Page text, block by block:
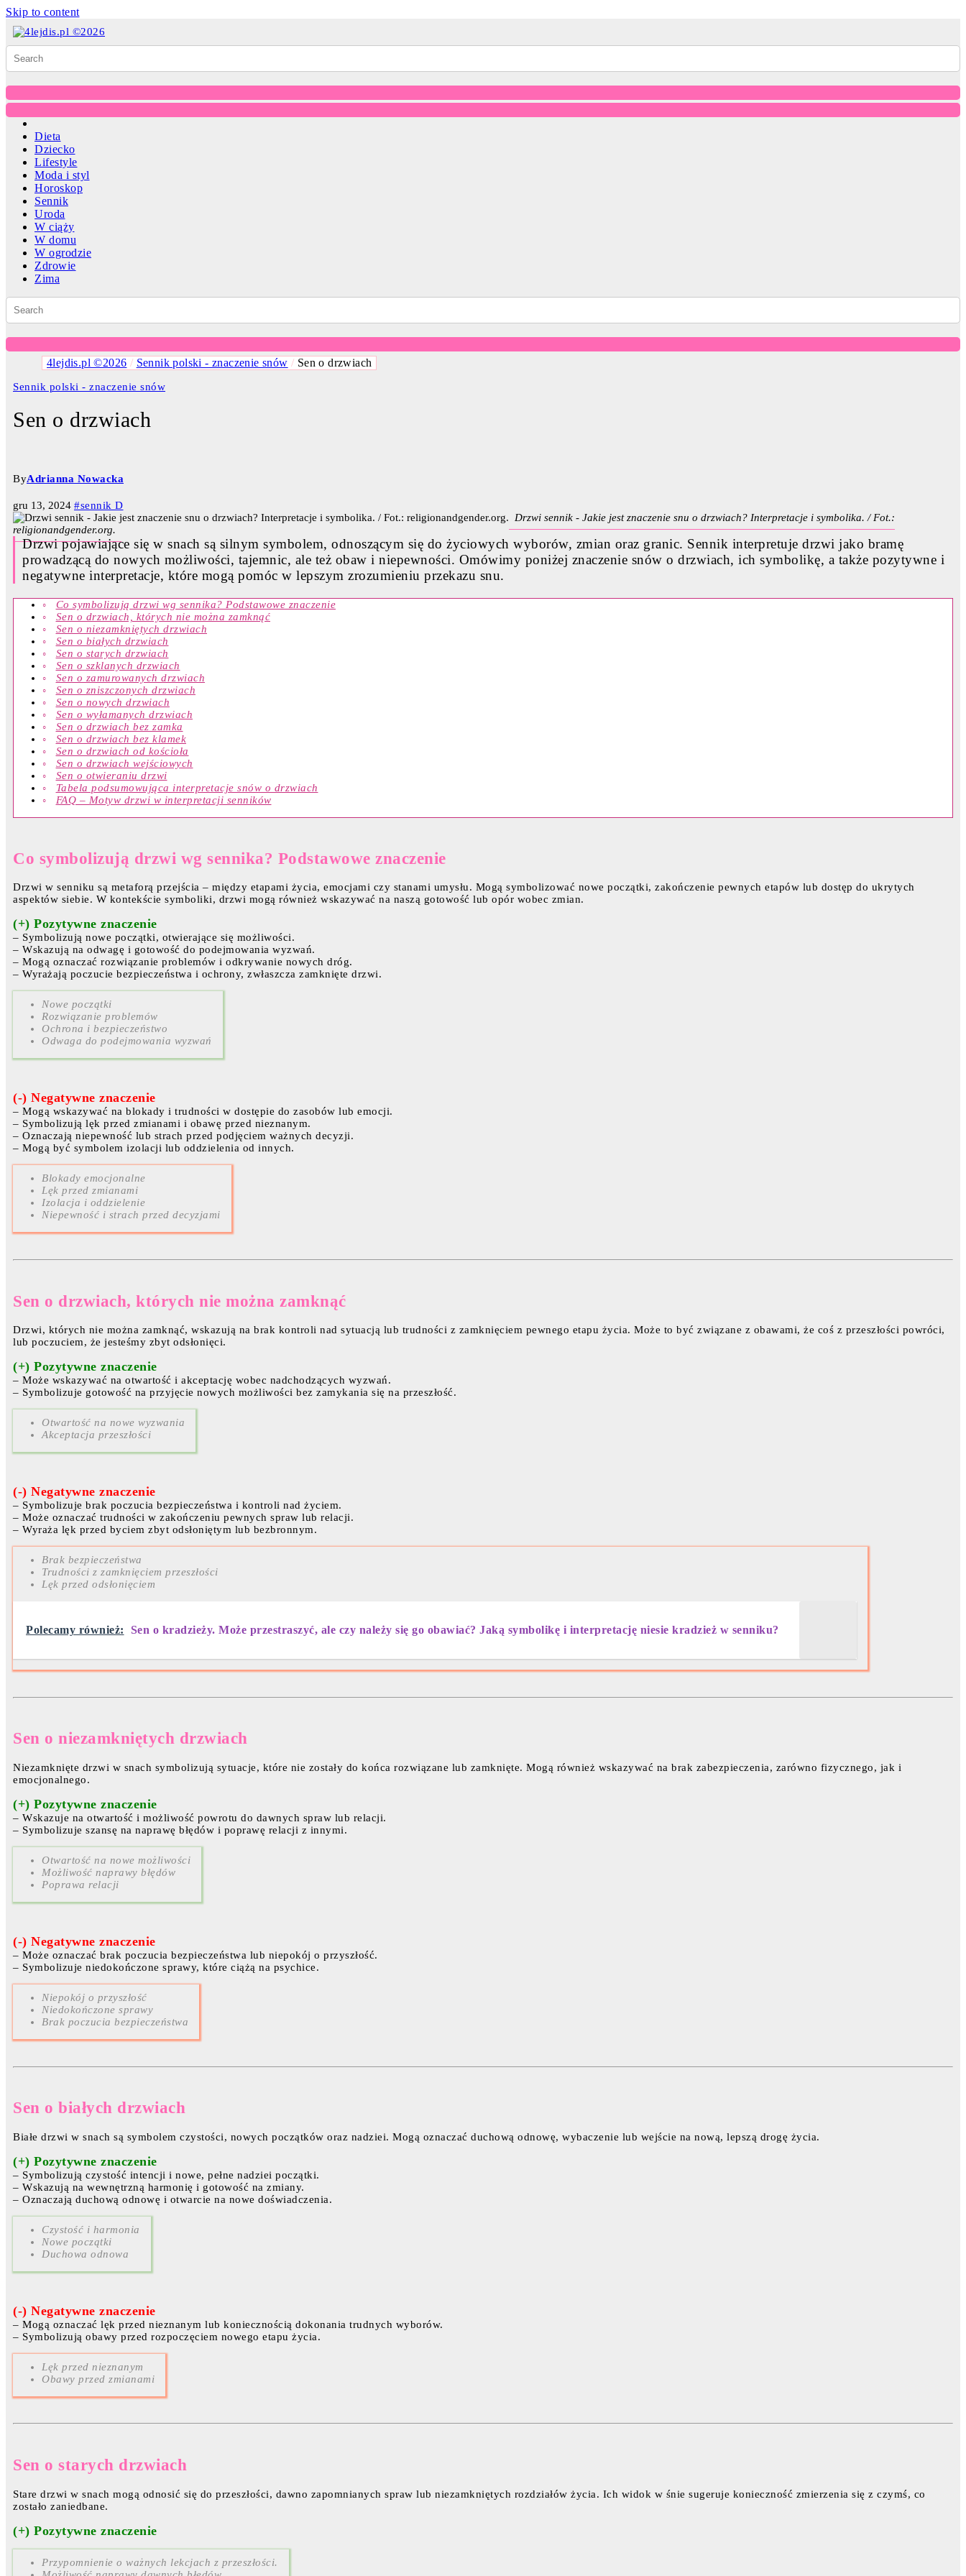
Skip to content
Dieta
Dziecko
Lifestyle
Moda i styl
Horoskop
Sennik
Uroda
W ciąży
W domu
W ogrodzie
Zdrowie
Zima
4lejdis.pl ©2026 / Sennik polski - znaczenie snów / Sen o drzwiach
Sennik polski - znaczenie snów
Sen o drzwiach
ByAdrianna Nowacka
gru 13, 2024 #sennik D
Drzwi sennik - Jakie jest znaczenie snu o drzwiach? Interpretacje i symbolika. / Fot.:
religionandgender.org.
Drzwi pojawiające się w snach są silnym symbolem, odnoszącym się do życiowych wyborów, zmian oraz granic. Sennik interpretuje drzwi jako bramę
prowadzącą do nowych możliwości, tajemnic, ale też obaw i niepewności. Omówimy poniżej znaczenie snów o drzwiach, ich symbolikę, a także pozytywne i
negatywne interpretacje, które mogą pomóc w lepszym zrozumieniu przekazu snu.
Co symbolizują drzwi wg sennika? Podstawowe znaczenie
Sen o drzwiach, których nie można zamknąć
Sen o niezamkniętych drzwiach
Sen o białych drzwiach
Sen o starych drzwiach
Sen o szklanych drzwiach
Sen o zamurowanych drzwiach
Sen o zniszczonych drzwiach
Sen o nowych drzwiach
Sen o wyłamanych drzwiach
Sen o drzwiach bez zamka
Sen o drzwiach bez klamek
Sen o drzwiach od kościoła
Sen o drzwiach wejściowych
Sen o otwieraniu drzwi
Tabela podsumowująca interpretacje snów o drzwiach
FAQ – Motyw drzwi w interpretacji senników
Co symbolizują drzwi wg sennika? Podstawowe znaczenie
Drzwi w senniku są metaforą przejścia – między etapami życia, emocjami czy stanami umysłu. Mogą symbolizować nowe początki, zakończenie pewnych etapów lub dostęp do ukrytych
aspektów siebie. W kontekście symboliki, drzwi mogą również wskazywać na naszą gotowość lub opór wobec zmian.
(+) Pozytywne znaczenie
– Symbolizują nowe początki, otwierające się możliwości.
– Wskazują na odwagę i gotowość do podejmowania wyzwań.
– Mogą oznaczać rozwiązanie problemów i odkrywanie nowych dróg.
– Wyrażają poczucie bezpieczeństwa i ochrony, zwłaszcza zamknięte drzwi.
Nowe początki
Rozwiązanie problemów
Ochrona i bezpieczeństwo
Odwaga do podejmowania wyzwań
(-) Negatywne znaczenie
– Mogą wskazywać na blokady i trudności w dostępie do zasobów lub emocji.
– Symbolizują lęk przed zmianami i obawę przed nieznanym.
– Oznaczają niepewność lub strach przed podjęciem ważnych decyzji.
– Mogą być symbolem izolacji lub oddzielenia od innych.
Blokady emocjonalne
Lęk przed zmianami
Izolacja i oddzielenie
Niepewność i strach przed decyzjami
Sen o drzwiach, których nie można zamknąć
Drzwi, których nie można zamknąć, wskazują na brak kontroli nad sytuacją lub trudności z zamknięciem pewnego etapu życia. Może to być związane z obawami, że coś z przeszłości powróci,
lub poczuciem, że jesteśmy zbyt odsłonięci.
(+) Pozytywne znaczenie
– Może wskazywać na otwartość i akceptację wobec nadchodzących wyzwań.
– Symbolizuje gotowość na przyjęcie nowych możliwości bez zamykania się na przeszłość.
Otwartość na nowe wyzwania
Akceptacja przeszłości
(-) Negatywne znaczenie
– Symbolizuje brak poczucia bezpieczeństwa i kontroli nad życiem.
– Może oznaczać trudności w zakończeniu pewnych spraw lub relacji.
– Wyraża lęk przed byciem zbyt odsłoniętym lub bezbronnym.
Brak bezpieczeństwa
Trudności z zamknięciem przeszłości
Lęk przed odsłonięciem
Polecamy również: Sen o kradzieży. Może przestraszyć, ale czy należy się go obawiać? Jaką symbolikę i interpretację niesie kradzież w senniku?
Sen o niezamkniętych drzwiach
Niezamknięte drzwi w snach symbolizują sytuacje, które nie zostały do końca rozwiązane lub zamknięte. Mogą również wskazywać na brak zabezpieczenia, zarówno fizycznego, jak i
emocjonalnego.
(+) Pozytywne znaczenie
– Wskazuje na otwartość i możliwość powrotu do dawnych spraw lub relacji.
– Symbolizuje szansę na naprawę błędów i poprawę relacji z innymi.
Otwartość na nowe możliwości
Możliwość naprawy błędów
Poprawa relacji
(-) Negatywne znaczenie
– Może oznaczać brak poczucia bezpieczeństwa lub niepokój o przyszłość.
– Symbolizuje niedokończone sprawy, które ciążą na psychice.
Niepokój o przyszłość
Niedokończone sprawy
Brak poczucia bezpieczeństwa
Sen o białych drzwiach
Białe drzwi w snach są symbolem czystości, nowych początków oraz nadziei. Mogą oznaczać duchową odnowę, wybaczenie lub wejście na nową, lepszą drogę życia.
(+) Pozytywne znaczenie
– Symbolizują czystość intencji i nowe, pełne nadziei początki.
– Wskazują na wewnętrzną harmonię i gotowość na zmiany.
– Oznaczają duchową odnowę i otwarcie na nowe doświadczenia.
Czystość i harmonia
Nowe początki
Duchowa odnowa
(-) Negatywne znaczenie
– Mogą oznaczać lęk przed nieznanym lub koniecznością dokonania trudnych wyborów.
– Symbolizują obawy przed rozpoczęciem nowego etapu życia.
Lęk przed nieznanym
Obawy przed zmianami
Sen o starych drzwiach
Stare drzwi w snach mogą odnosić się do przeszłości, dawno zapomnianych spraw lub niezamkniętych rozdziałów życia. Ich widok w śnie sugeruje konieczność zmierzenia się z czymś, co
zostało zaniedbane.
(+) Pozytywne znaczenie
Przypomnienie o ważnych lekcjach z przeszłości.